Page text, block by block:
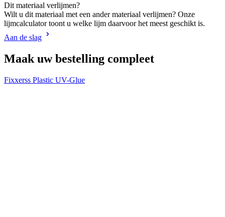
Dit materiaal verlijmen?
Wilt u dit materiaal met een ander materiaal verlijmen? Onze
lijmcalculator toont u welke lijm daarvoor het meest geschikt is.
Aan de slag
Maak uw bestelling compleet
Fixxerss Plastic UV-Glue